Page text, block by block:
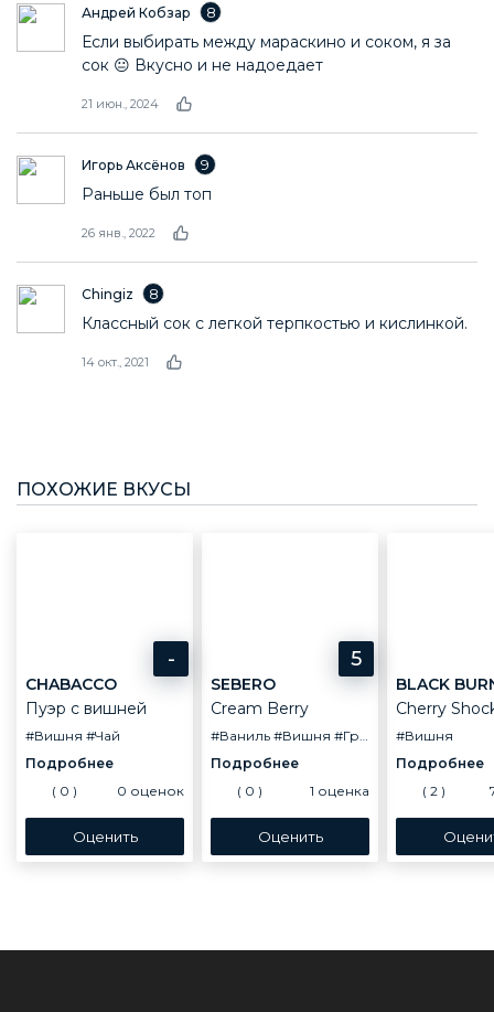
Андрей Кобзар 8
Если выбирать между мараскино и соком, я за
сок 😐 Вкусно и не надоедает
21 июн., 2024
Игорь Аксёнов 9
Раньше был топ
26 янв., 2022
Chingiz 8
Классный сок с легкой терпкостью и кислинкой.
14 окт., 2021
ПОХОЖИЕ ВКУСЫ
-
CHABACCO
Пуэр с вишней
#Вишня #Чай
( 0 ) 0 оценок
5
SEBERO
Cream Berry
#Ваниль #Вишня #Гранат #Чай
( 0 ) 1 оценка
BLACK
Cherry
#Вишня
( 2 )